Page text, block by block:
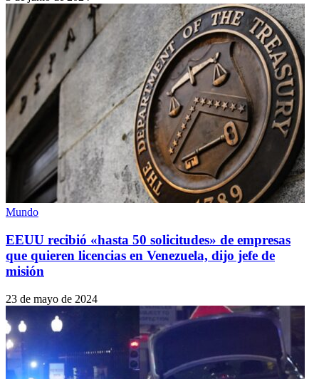
Mundo
EEUU recibió «hasta 50 solicitudes» de empresas
que quieren licencias en Venezuela, dijo jefe de
misión
23 de mayo de 2024